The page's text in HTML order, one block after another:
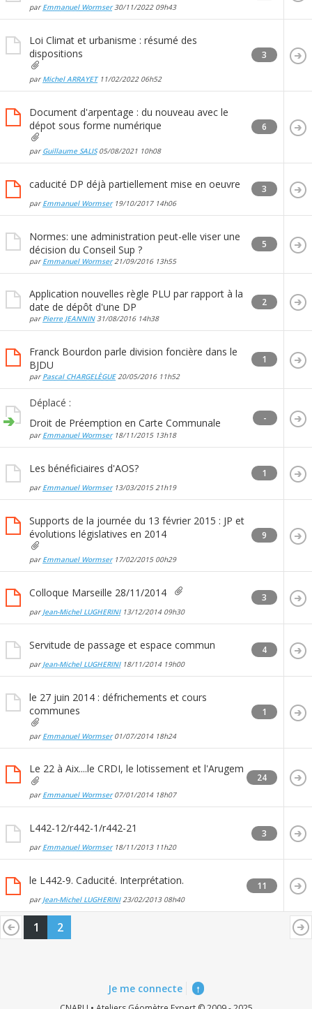
par Emmanuel Wormser30/11/2022 09h43
Loi Climat et urbanisme : résumé des
dispositions
par Michel ARRAYET11/02/2022 06h52
3
Document d'arpentage : du nouveau avec le
dépot sous forme numérique
par Guillaume SALIS05/08/2021 10h08
6
caducité DP déjà partiellement mise en oeuvre
par Emmanuel Wormser19/10/2017 14h06
3
Normes: une administration peut-elle viser une
décision du Conseil Sup ?
par Emmanuel Wormser21/09/2016 13h55
5
Application nouvelles règle PLU par rapport à la
date de dépôt d'une DP
par Pierre JEANNIN31/08/2016 14h38
2
Franck Bourdon parle division foncière dans le
BJDU
par Pascal CHARGELÈGUE20/05/2016 11h52
1
Déplacé :
Droit de Préemption en Carte Communale
par Emmanuel Wormser18/11/2015 13h18
-
Les bénéficiaires d'AOS?
par Emmanuel Wormser13/03/201521h19
1
Supports de la journée du 13 février 2015 : JP et
évolutions législatives en 2014
par Emmanuel Wormser17/02/2015 00h29
9
Colloque Marseille 28/11/2014
par Jean-Michel LUGHERINI13/12/2014 09h30
3
Servitude de passage et espace commun
par Jean-Michel LUGHERINI18/11/2014 19h00
4
le 27 juin 2014 : défrichements et cours
communes
par Emmanuel Wormser01/07/2014 18h24
1
Le 22 à Aix....le CRDI, le lotissement et l'Arugem
par Emmanuel Wormser07/01/2014 18h07
24
L442-12/r442-1/r442-21
par Emmanuel Wormser18/11/2013 11h20
3
le L442-9. Caducité. Interprétation.
par Jean-Michel LUGHERINI23/02/2013 08h40
11
1 2
Je me connecte ↑